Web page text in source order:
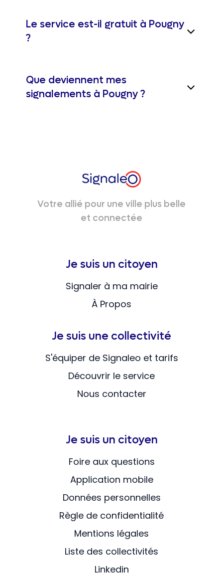
Le service est-il gratuit à Pougny
?
Que deviennent mes
signalements à Pougny ?
Votre allié pour une ville plus belle
et connectée
Je suis un citoyen
Signaler à ma mairie
À Propos
Je suis une collectivité
S'équiper de Signaleo et tarifs
Découvrir le service
Nous contacter
Je suis un citoyen
Foire aux questions
Application mobile
Données personnelles
Règle de confidentialité
Mentions légales
Liste des collectivités
Linkedin